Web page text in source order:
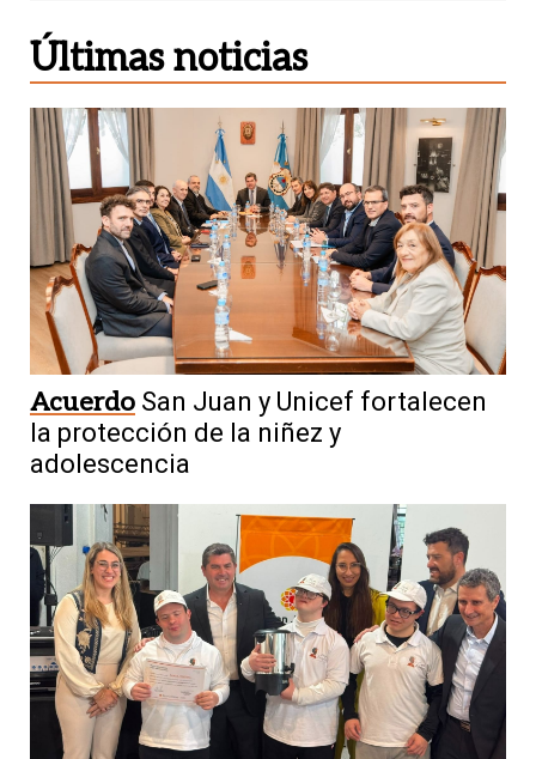
Últimas noticias
Acuerdo San Juan y Unicef fortalecen
la protección de la niñez y
adolescencia